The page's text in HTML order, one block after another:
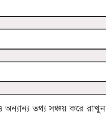
তথ্য সঞ্চয় করে রাখুন